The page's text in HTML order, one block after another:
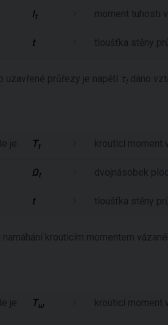
It moment tuhosti
t tloušťka stěny
uzavřené průřezy je napětí τ t dáno
je: Tt kroutící moment
Ωt dvojnásobek
t tloušťka stěny
namáhání krouticím momentem
je: Tω krouticí moment